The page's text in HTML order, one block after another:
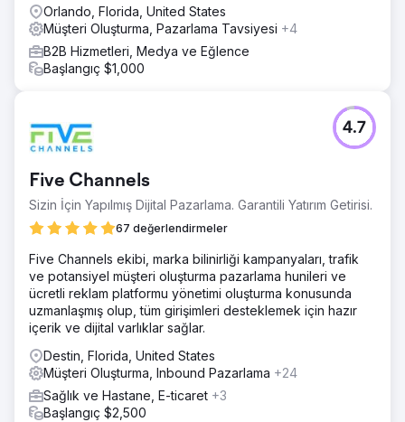
Orlando, Florida, United States
Müşteri Oluşturma, Pazarlama Tavsiyesi +4
B2B Hizmetleri, Medya ve Eğlence
Başlangıç $1,000
Five Channels
Sizin İçin Yapılmış Dijital Pazarlama. Garantili Yatırım Getirisi.
67 değerlendirmeler
4.7
Five Channels ekibi, marka bilinirliği kampanyaları, trafik
ve potansiyel müşteri oluşturma pazarlama hunileri ve
ücretli reklam platformu yönetimi oluşturma konusunda
uzmanlaşmış olup, tüm girişimleri desteklemek için hazır
içerik ve dijital varlıklar sağlar.
Destin, Florida, United States
Müşteri Oluşturma, Inbound Pazarlama +24
Sağlık ve Hastane, E-ticaret +3
Başlangıç $2,500